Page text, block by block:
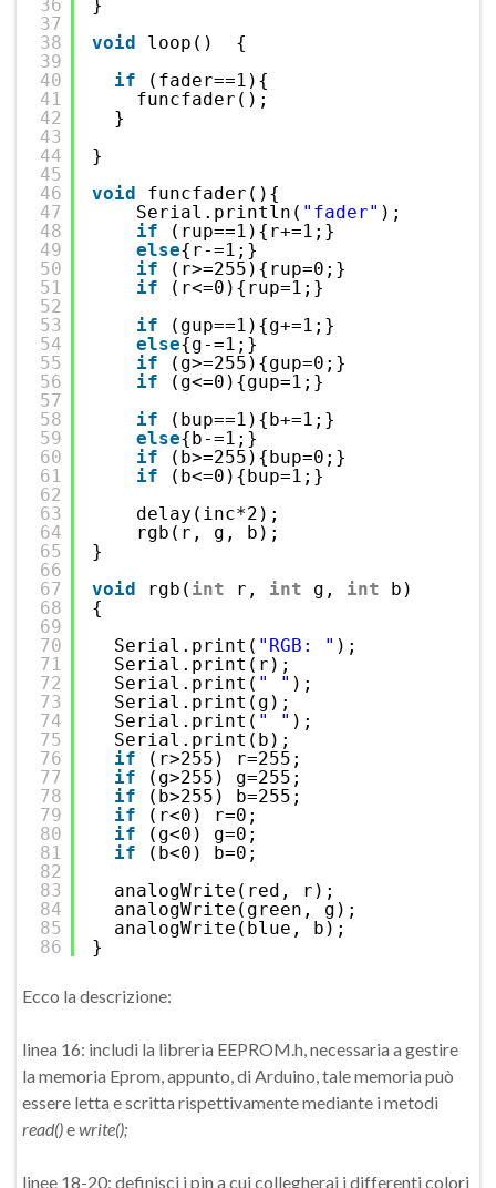
36
37
38
39
40
41
42
43
44
45
46
47
48
49
50
51
52
53
54
55
56
57
58
59
60
61
62
63
64
65
66
67
68
69
70
71
72
73
74
75
76
77
78
79
80
81
82
83
84
85
86
}
void
loop()  {
if
(fader==1){
funcfader();
}
}
void
funcfader(){
Serial.println( "fader" );
if
(rup==1){r+=1;}
else{r-=1;}
if
(r>=255){rup=0;}
if
(r<=0){rup=1;}
if
(gup==1){g+=1;}
else{g-=1;}
if
(g>=255){gup=0;}
if
(g<=0){gup=1;}
if
(bup==1){b+=1;}
else{b-=1;}
if
(b>=255){bup=0;}
if
(b<=0){bup=1;}
delay(inc*2);
rgb(r, g, b);
}
void
rgb( int r, int g, int
b)
{
Serial.print( "RGB: " );
Serial.print(r);
Serial.print( " " );
Serial.print(g);
Serial.print( " " );
Serial.print(b);
if
(r>255) r=255;
if
(g>255) g=255;
if
(b>255) b=255;
if
(r<0) r=0;
if
(g<0) g=0;
if
(b<0) b=0;
analogWrite(red, r);
analogWrite(green, g);
analogWrite(blue, b);
}
Ecco la descrizione:
linea 16: includi la libreria EEPROM.h, necessaria a gestire
la memoria Eprom, appunto, di Arduino, tale memoria può
essere letta e scritta rispettivamente mediante i metodi
read()ewrite();
linee 18-20: definisci i pin a cui collegherai i differenti colori